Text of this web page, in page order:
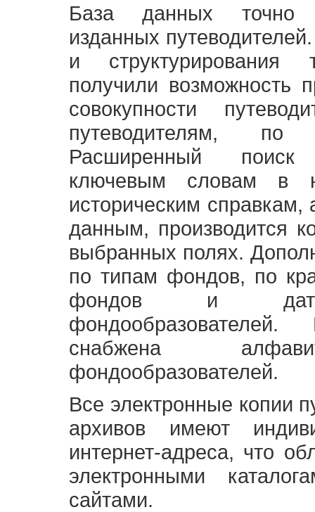
База данных точно
изданных
и структурирования
получили возможность
совокупности
путеводителям,
Расширенный
ключевым словам в
историческим
данным, производится
выбранных полях.
по типам фондов, по
фондов и
снабжена
фондообразователей.
Все электронные копии
архивов имеют
интернет-адреса, что
электронными
сайтами.